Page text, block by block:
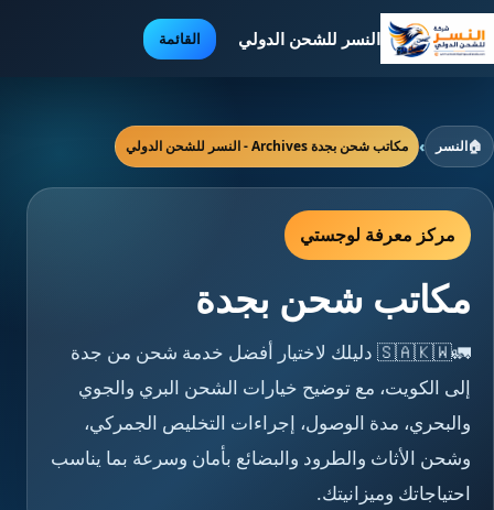
النسر للشحن الدولي القائمة
🏠النسر › مكاتب شحن بجدة Archives - النسر للشحن الدولي
مركز معرفة لوجستي
مكاتب شحن بجدة
🚛🇸🇦🇰🇼 دليلك لاختيار أفضل خدمة شحن من جدة
إلى الكويت، مع توضيح خيارات الشحن البري والجوي
والبحري، مدة الوصول، إجراءات التخليص الجمركي،
وشحن الأثاث والطرود والبضائع بأمان وسرعة بما يناسب
احتياجاتك وميزانيتك.